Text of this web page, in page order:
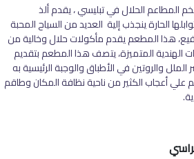
الحلال في تبليسي ، يقدم ألذ
الحارة ينجذب إلية العديد من السياح المحبة
هذا المطعم يقدم مأكولات حلال وخالية من
الهندية المتميزة، يتصف هذا المطعم بتقديم
والروتين في الأطباق والوجبة الرئيسية به
علي أعجاب الكثير من ناحية نظافة المكان وطاقم